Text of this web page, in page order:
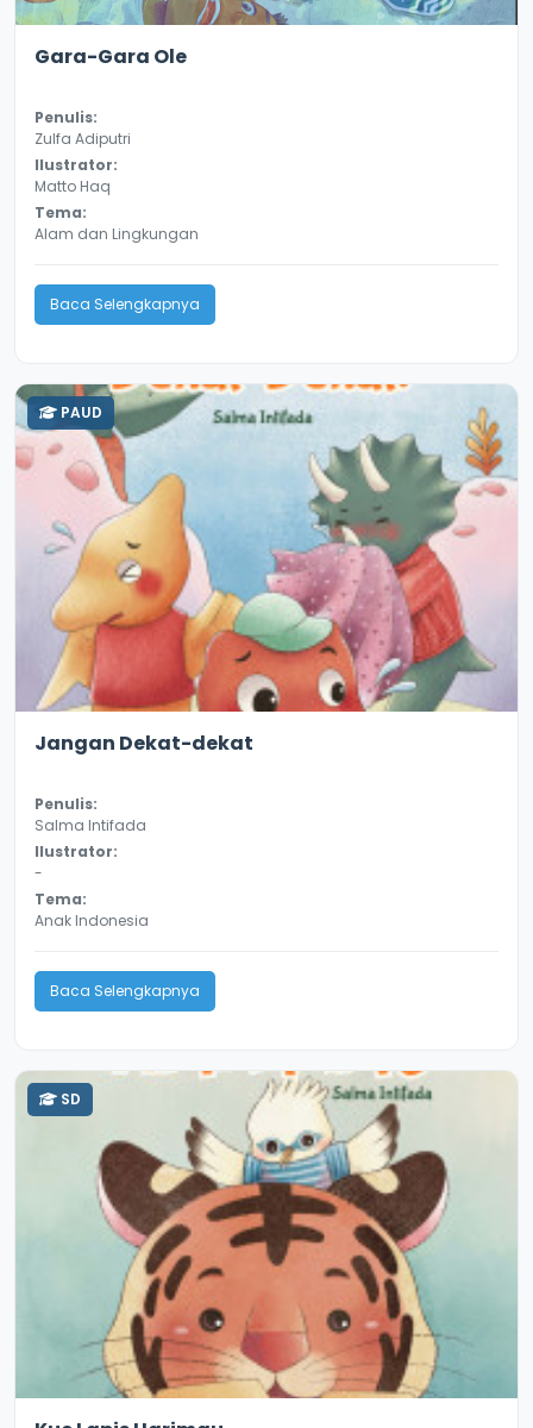
Gara-Gara Ole
Penulis:
Zulfa Adiputri
Ilustrator:
Matto Haq
Tema:
Alam dan Lingkungan
Baca Selengkapnya
PAUD
Jangan Dekat-dekat
Penulis:
Salma Intifada
Ilustrator:
-
Tema:
Anak Indonesia
Baca Selengkapnya
SD